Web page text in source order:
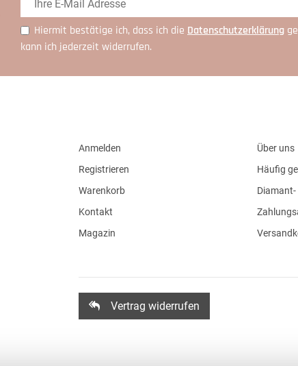
Hiermit bestätige ich, dass ich die Daten­schutz­erklärung
kann ich jederzeit widerrufen.
Anmelden
Registrieren
Warenkorb
Kontakt
Magazin
Über uns
Häufig
Vertrag widerrufen